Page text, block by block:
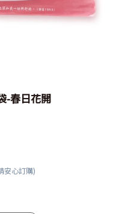
-春日花開
安心訂購)